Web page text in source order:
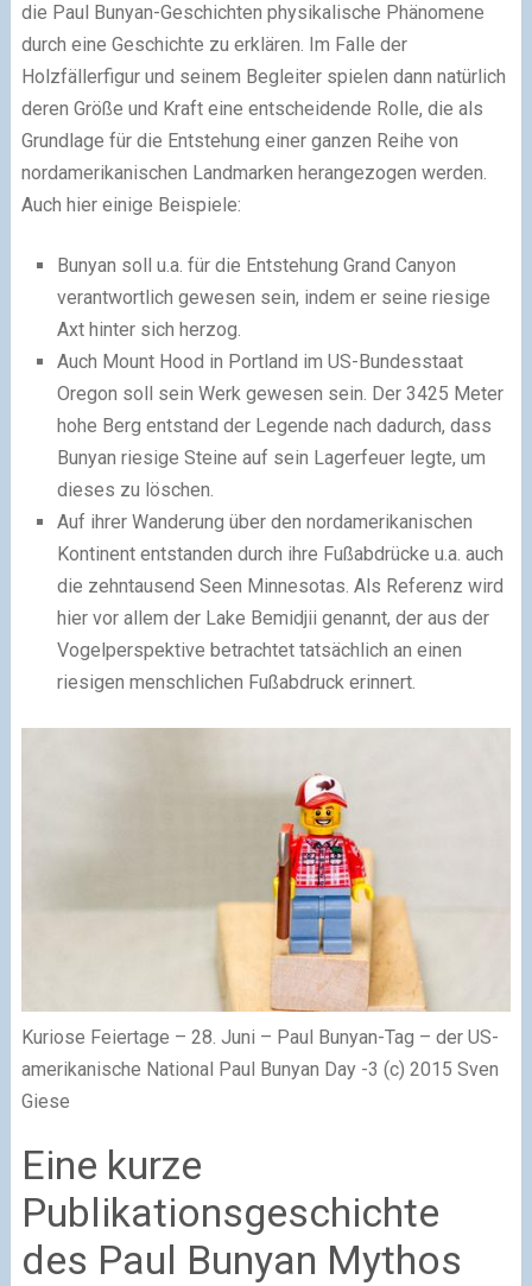
die Paul Bunyan-Geschichten physikalische Phänomene
durch eine Geschichte zu erklären. Im Falle der
Holzfällerfigur und seinem Begleiter spielen dann natürlich
deren Größe und Kraft eine entscheidende Rolle, die als
Grundlage für die Entstehung einer ganzen Reihe von
nordamerikanischen Landmarken herangezogen werden.
Auch hier einige Beispiele:
Bunyan soll u.a. für die Entstehung Grand Canyon
verantwortlich gewesen sein, indem er seine riesige
Axt hinter sich herzog.
Auch Mount Hood in Portland im US-Bundesstaat
Oregon soll sein Werk gewesen sein. Der 3425 Meter
hohe Berg entstand der Legende nach dadurch, dass
Bunyan riesige Steine auf sein Lagerfeuer legte, um
dieses zu löschen.
Auf ihrer Wanderung über den nordamerikanischen
Kontinent entstanden durch ihre Fußabdrücke u.a. auch
die zehntausend Seen Minnesotas. Als Referenz wird
hier vor allem der Lake Bemidjii genannt, der aus der
Vogelperspektive betrachtet tatsächlich an einen
riesigen menschlichen Fußabdruck erinnert.
Kuriose Feiertage – 28. Juni – Paul Bunyan-Tag – der US-
amerikanische National Paul Bunyan Day -3 (c) 2015 Sven
Giese
Eine kurze
Publikationsgeschichte
des Paul Bunyan Mythos